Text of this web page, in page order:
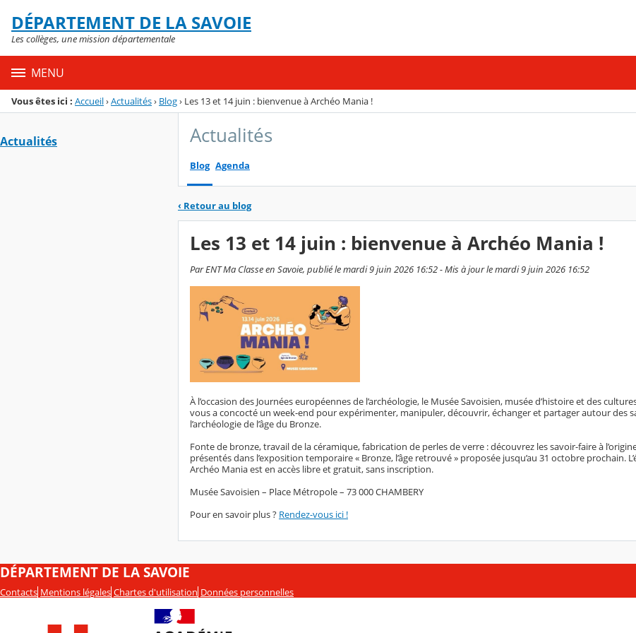
Menu de la rubrique
Contenu
DÉPARTEMENT DE LA SAVOIE
Les collèges, une mission départementale
MENU
Vous êtes ici : Accueil›Actualités› Blog› Les 13 et 14 juin : bienvenue à Archéo Mania !
Actualités Actualités
Blog Agenda
‹ Retour au blog
Les 13 et 14 juin : bienvenue à Archéo Mania !
Par ENT Ma Classe en Savoie, publié le mardi 9 juin 2026 16:52 - Mis à jour le mardi 9 juin 2026 16:52
À l’occasion des Journées européennes de l’archéologie, le Musée Savoisien, musée d’histoire et des
vous a concocté un week-end pour expérimenter, manipuler, découvrir, échanger et partager autour des
l’archéologie de l’âge du Bronze.
Fonte de bronze, travail de la céramique, fabrication de perles de verre : découvrez les savoir-faire à
présentés dans l’exposition temporaire « Bronze, l’âge retrouvé » proposée jusqu’au 31 octobre prochain.
Archéo Mania est en accès libre et gratuit, sans inscription.
Musée Savoisien – Place Métropole – 73 000 CHAMBERY
Pour en savoir plus ? Rendez-vous ici !
DÉPARTEMENT DE LA SAVOIE
Contacts Mentions légales Chartes d'utilisation Données personnelles